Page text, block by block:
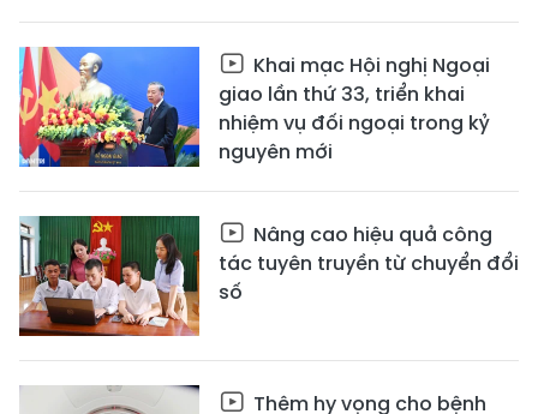
Khai mạc Hội nghị Ngoại
giao lần thứ 33, triển khai
nhiệm vụ đối ngoại trong kỷ
nguyên mới
Nâng cao hiệu quả công
tác tuyên truyền từ chuyển đổi
số
Thêm hy vọng cho bệnh